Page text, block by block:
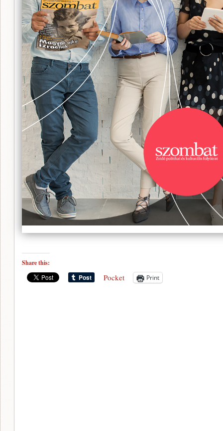
Share this:
Pocket Print